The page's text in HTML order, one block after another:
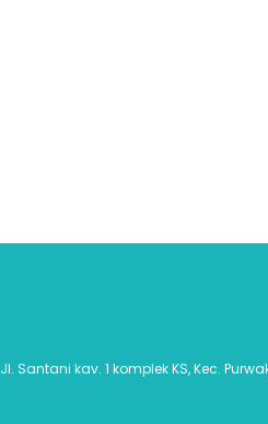
Jl. Santani kav. 1 komplek KS, Kec.